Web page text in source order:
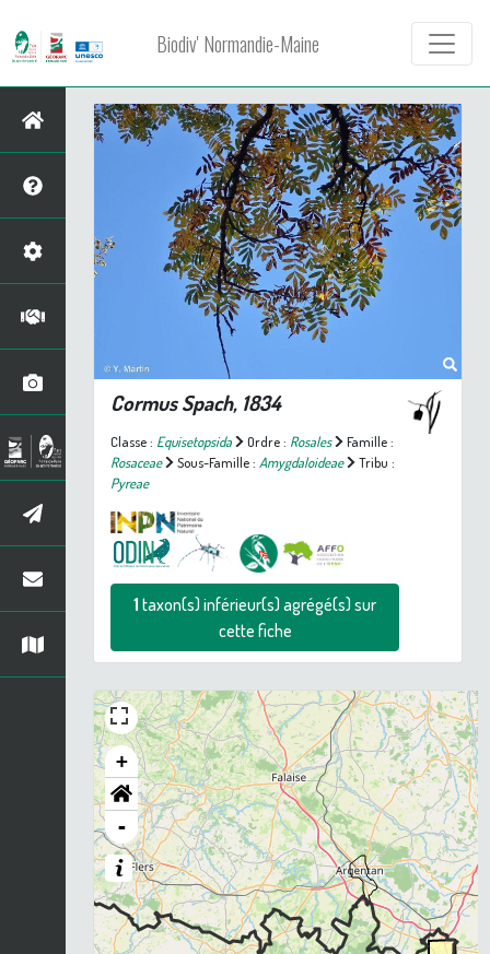
Biodiv' Normandie-Maine
CormusSpach, 1834
Classe : Equisetopsida Ordre : Rosales
Famille :
Rosaceae
Sous-Famille : Amygdaloideae
Tribu :
Pyreae
1taxon(s) inférieur(s) agrégé(s) sur
cette fiche
+
-